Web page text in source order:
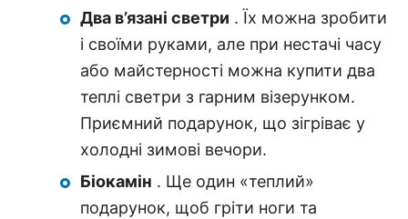
Два в’язані светри . Їх можна зробити
і своїми руками, але при нестачі часу
або майстерності можна купити два
теплі светри з гарним візерунком.
Приємний подарунок, що зігріває у
холодні зимові вечори.
Біокамін . Ще один «теплий»
подарунок, щоб гріти ноги та